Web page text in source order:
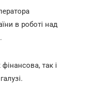
в роботі над
так і